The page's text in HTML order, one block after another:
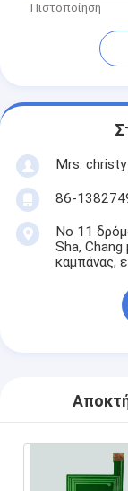
Πιστοποίηση
Mrs.
86-
Νο 11
Sha,
καμπάνας,